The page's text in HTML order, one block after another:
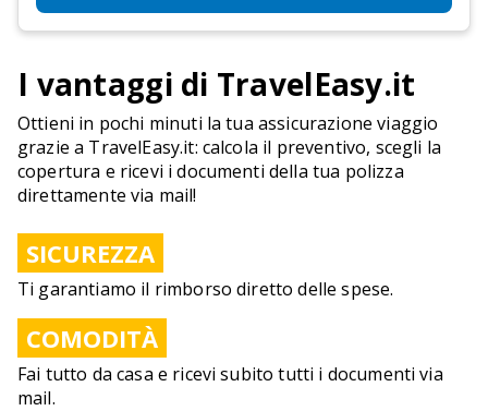
I vantaggi di TravelEasy.it
Ottieni in pochi minuti la tua assicurazione viaggio
grazie a TravelEasy.it: calcola il preventivo, scegli la
copertura e ricevi i documenti della tua polizza
direttamente via mail!
SICUREZZA
Ti garantiamo il rimborso diretto delle spese.
COMODITÀ
Fai tutto da casa e ricevi subito tutti i documenti via
mail.